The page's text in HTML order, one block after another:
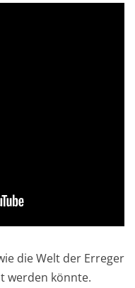
die Welt der Erreger
werden könnte.